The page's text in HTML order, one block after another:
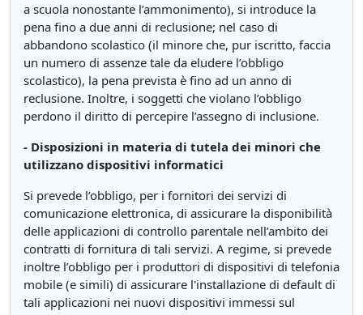
a scuola nonostante l’ammonimento), si introduce la
pena fino a due anni di reclusione; nel caso di
abbandono scolastico (il minore che, pur iscritto, faccia
un numero di assenze tale da eludere l’obbligo
scolastico), la pena prevista è fino ad un anno di
reclusione. Inoltre, i soggetti che violano l’obbligo
perdono il diritto di percepire l’assegno di inclusione.
- Disposizioni in materia di tutela dei minori che
utilizzano dispositivi informatici
Si prevede l’obbligo, per i fornitori dei servizi di
comunicazione elettronica, di assicurare la disponibilità
delle applicazioni di controllo parentale nell’ambito dei
contratti di fornitura di tali servizi. A regime, si prevede
inoltre l’obbligo per i produttori di dispositivi di telefonia
mobile (e simili) di assicurare l'installazione di default di
tali applicazioni nei nuovi dispositivi immessi sul